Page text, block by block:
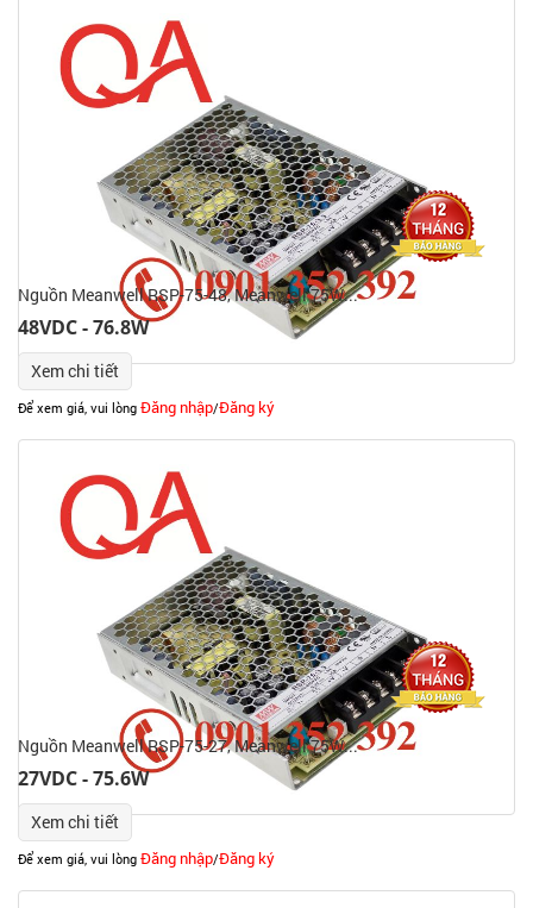
Nguồn Meanwell RSP-75-48, Meanwell 75W...
48VDC - 76.8W
Xem chi tiết
Để xem giá, vui lòng Đăng nhập/Đăng ký
Nguồn Meanwell RSP-75-27, Meanwell 75W...
27VDC - 75.6W
Xem chi tiết
Để xem giá, vui lòng Đăng nhập/Đăng ký